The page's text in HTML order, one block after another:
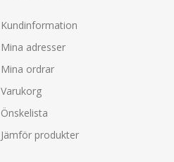
Kundinformation
Mina adresser
Mina ordrar
Varukorg
Önskelista
Jämför produkter